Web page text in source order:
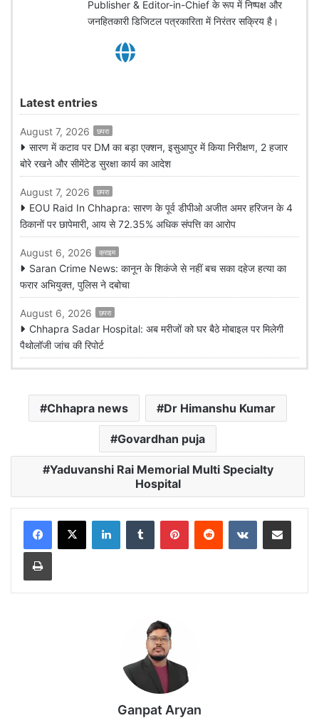
Publisher & Editor-in-Chief के रूप में निष्पक्ष और
जनहितकारी डिजिटल पत्रकारिता में निरंतर सक्रिय है।
Latest entries
August 7, 2026 छपरा
सारण में कटाव पर DM का बड़ा एक्शन, इसुआपुर में किया निरीक्षण, 2 हजार
बोरे रखने और सीमेंटेड सुरक्षा कार्य का आदेश
August 7, 2026 छपरा
EOU Raid In Chhapra: सारण के पूर्व डीपीओ अजीत अमर हरिजन के 4
ठिकानों पर छापेमारी, आय से 72.35% अधिक संपत्ति का आरोप
August 6, 2026 क्राइम
Saran Crime News: कानून के शिकंजे से नहीं बच सका दहेज हत्या का
फरार अभियुक्त, पुलिस ने दबोचा
August 6, 2026 छपरा
Chhapra Sadar Hospital: अब मरीजों को घर बैठे मोबाइल पर मिलेगी
पैथोलॉजी जांच की रिपोर्ट
Chhapra news Dr Himanshu Kumar
Govardhan puja
Yaduvanshi Rai Memorial Multi Specialty
Hospital
LinkedInTumblr PinterestReddit VKontakteShare via Email
Print
Ganpat Aryan